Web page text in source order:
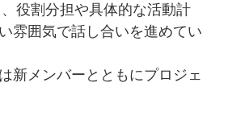
役割分担や具体的な活動計
雰囲気で話し合いを進めてい
新メンバーとともにプロジェ